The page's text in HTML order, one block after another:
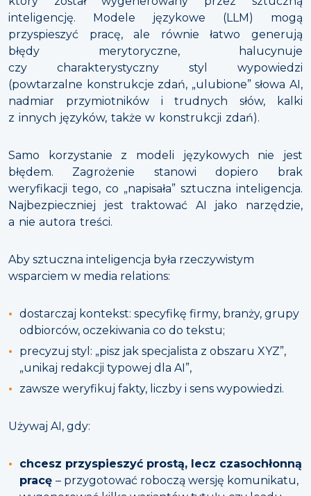
inteligencję. Modele językowe (LLM) mogą
przyspieszyć pracę, ale równie łatwo generują
błędy merytoryczne, halucynuje
czy charakterystyczny styl wypowiedzi
(powtarzalne konstrukcje zdań, „ulubione” słowa AI,
nadmiar przymiotników i trudnych słów, kalki
z innych języków, także w konstrukcji zdań).
Samo korzystanie z modeli językowych nie jest
błędem. Zagrożenie stanowi dopiero brak
weryfikacji tego, co „napisała” sztuczna inteligencja.
Najbezpieczniej jest traktować AI jako narzędzie,
a nie autora treści.
Aby sztuczna inteligencja była rzeczywistym
wsparciem w media relations:
dostarczaj kontekst: specyfikę firmy, branży, grupy
odbiorców, oczekiwania co do tekstu;
precyzuj styl: „pisz jak specjalista z obszaru XYZ”,
„unikaj redakcji typowej dla AI”,
zawsze weryfikuj fakty, liczby i sens wypowiedzi.
Używaj AI, gdy:
chcesz przyspieszyć prostą, lecz czasochłonną
pracę – przygotować roboczą wersję komunikatu,